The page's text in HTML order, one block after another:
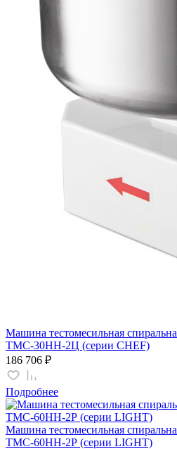
Машина тестомесильная
ТМС-30НН-2Ц (серии CHEF)
186 706 ₽
Подробнее
Машина тестомесильная
ТМС-60НН-2Р (серии LIGHT)